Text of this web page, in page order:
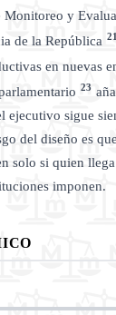
y
de la República 21
en nuevas
23
ejecutivo sigue
del diseño es
solo si quien
imponen.